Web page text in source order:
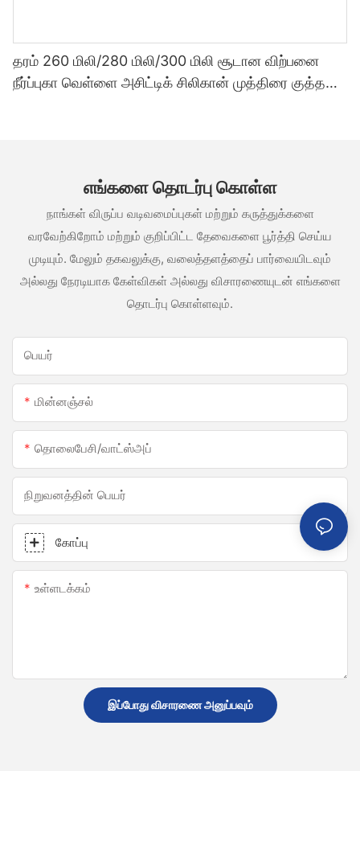
தரம் 260 மிலி/280 மிலி/300 மிலி சூடான விற்பனை
நீர்ப்புகா வெள்ளை அசிட்டிக் சிலிகான் முத்திரை குத்த
எங்களை தொடர்பு கொள்ள
நாங்கள் விருப்ப வடிவமைப்புகள் மற்றும் கருத்துக்களை
வரவேற்கிறோம் மற்றும் குறிப்பிட்ட தேவைகளை பூர்த்தி செய்ய
முடியும். மேலும் தகவலுக்கு, வலைத்தளத்தைப் பார்வையிடவும்
அல்லது நேரடியாக கேள்விகள் அல்லது விசாரணையுடன் எங்களை
தொடர்பு கொள்ளவும்.
பெயர்
மின்னஞ்சல்
தொலைபேசி/வாட்ஸ்அப்
நிறுவனத்தின் பெயர்
கோப்பு
உள்ளடக்கம்
இப்போது விசாரணை அனுப்பவும்